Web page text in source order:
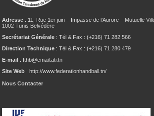
Adresse : 11, Rue 1er juin – Impasse de l’Aurore – Mutuelle
1002 Tunis Belvédère
Secrétariat Générale : Tél & Fax : (+216) 71 282 566
Direction Technique : Tél & Fax : (+216) 71 280 479
E-mail : fthb@email.ati.tn
Site Web : http://www.federationhandball.tn/
Nous Contacter